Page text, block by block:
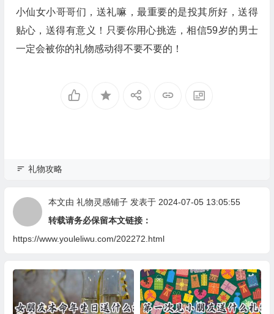
小仙女小哥哥们，送礼嘛，最重要的是投其所好，送得
贴心，送得有意义！只要你用心挑选，相信59岁的男士
一定会被你的礼物感动得不要不要的！
礼物攻略
本文由 礼物灵感铺子发表于 2024-07-05 13:05:55
转载请务必保留本文链接：
https://www.youleliwu.com/202272.html